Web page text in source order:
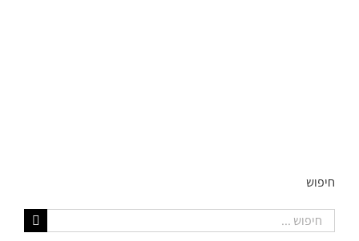
חיפוש
חיפוש...